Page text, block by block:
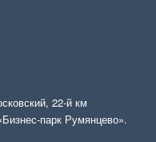
22-й км
парк Румянцево».